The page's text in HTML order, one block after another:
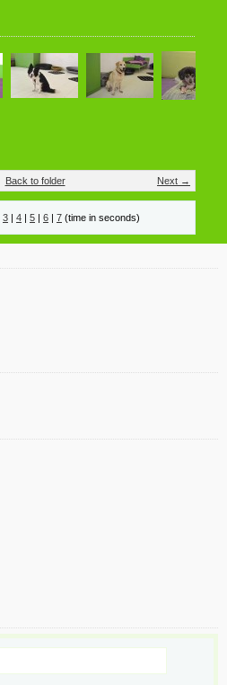
Next →
Back to folder
3 4 5 6 7 (time in seconds)